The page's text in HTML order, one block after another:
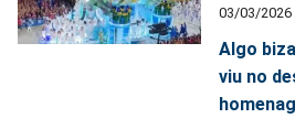
03/03/2026
Algo
viu no